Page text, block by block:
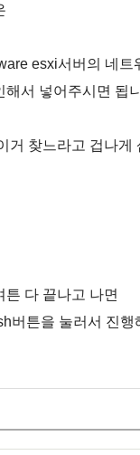
esxi서버의 네트
해서 넣어주시면 됩
거 찾느라고 겁나게
튼 다 끝나고 나면
버튼을 눌러서 진행